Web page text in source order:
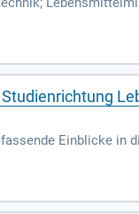
Ab dem
Einblicke in
Aufgaben.
dem Studium